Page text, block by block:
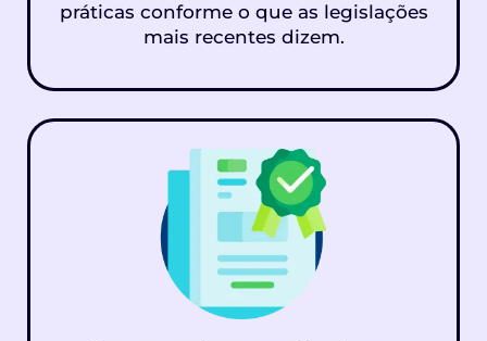
práticas conforme o que as legislações
mais recentes dizem.